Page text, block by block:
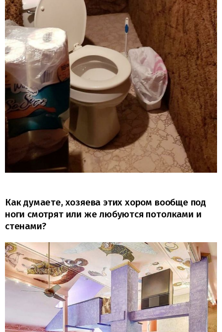
Как думаете, хозяева этих хором вообще под
ноги смотрят или же любуются потолками и
стенами?